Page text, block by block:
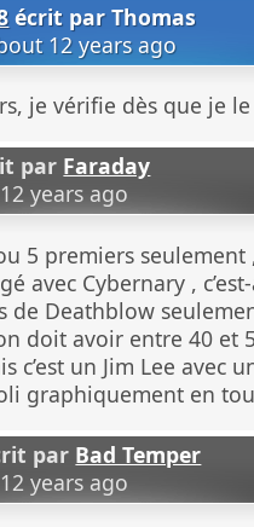
écrit parThomas
12 years ago
je vérifie dès que je
par Faraday
years ago
5 premiers
avec Cybernary ,
de Deathblow
doit avoir entre 40 et
c’est un Jim Lee avec
graphiquement en
par Bad Temper
years ago